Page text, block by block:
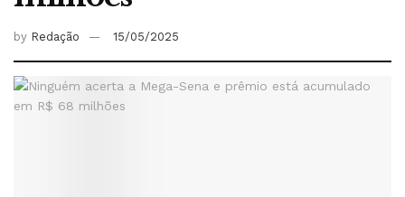
by Redação 15/05/2025